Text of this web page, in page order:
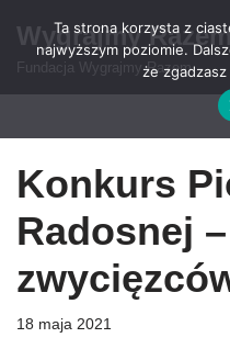
Przejdź
Wygrajmy
Fundacja Wygrajmy Razem
Konkurs
Radosnej
18 maja 2021
Ta strona korzysta z
najwyższym poziomie.
że